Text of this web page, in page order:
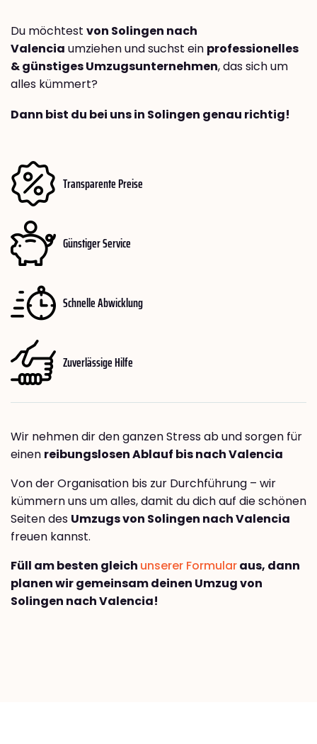
Du möchtest von Solingen nach
Valencia umziehen und suchst ein professionelles
& günstiges Umzugsunternehmen, das sich um
alles kümmert?
Dann bist du bei uns in Solingen genau richtig!
Transparente Preise
Günstiger Service
Schnelle Abwicklung
Zuverlässige Hilfe
Wir nehmen dir den ganzen Stress ab und sorgen für
einen reibungslosen Ablauf bis nach Valencia
Von der Organisation bis zur Durchführung – wir
kümmern uns um alles, damit du dich auf die schönen
Seiten des Umzugs von Solingen nach Valencia
freuen kannst.
Füll am besten gleich unserer Formularaus, dann
planen wir gemeinsam deinen Umzug von
Solingen nach Valencia!